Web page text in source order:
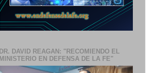
DR. DAVID REAGAN: "RECOMIENDO EL
MINISTERIO EN DEFENSA DE LA FE"